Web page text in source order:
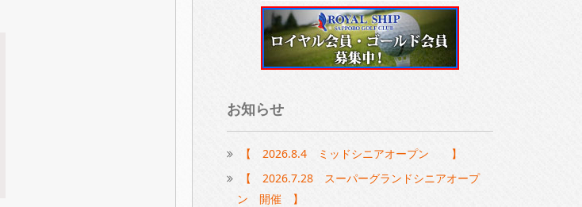
お知らせ
【 2026.8.4 ミッドシニアオープン 】
【 2026.7.28 スーパーグランドシニアオープ
ン 開催 】